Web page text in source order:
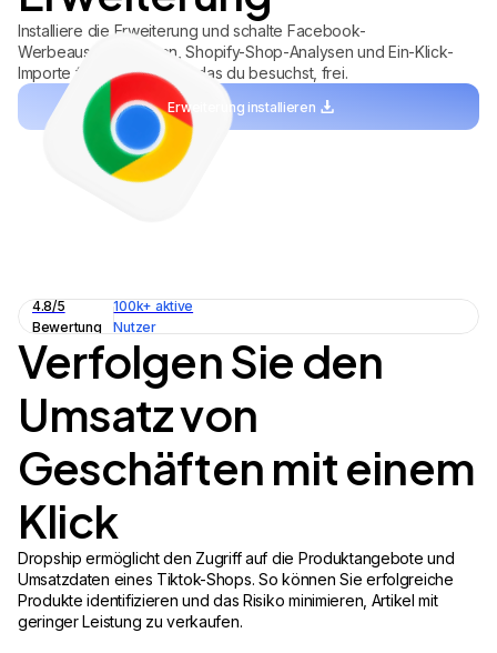
Installiere die Erweiterung und schalte Facebook-
Werbeausgabendaten, Shopify-Shop-Analysen und Ein-Klick-
Importe für jedes Inserat, das du besuchst, frei.
Erweiterung installieren
4.8/5
Bewertung
100k+ aktive
Nutzer
Verfolgen Sie den
Umsatz von
Geschäften mit einem
Klick
Dropship ermöglicht den Zugriff auf die Produktangebote und
Umsatzdaten eines Tiktok-Shops. So können Sie erfolgreiche
Produkte identifizieren und das Risiko minimieren, Artikel mit
geringer Leistung zu verkaufen.